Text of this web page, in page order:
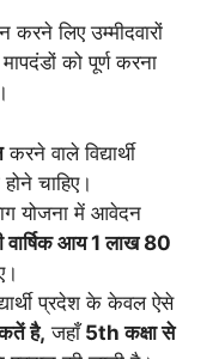
लिए उम्मीदवारों
को पूर्ण करना
करने वाले विद्यार्थी
चाहिए।
योजना में आवेदन
वार्षिक आय 1 लाख 80
प्रदेश के केवल ऐसे
है, जहाँ5th कक्षा से